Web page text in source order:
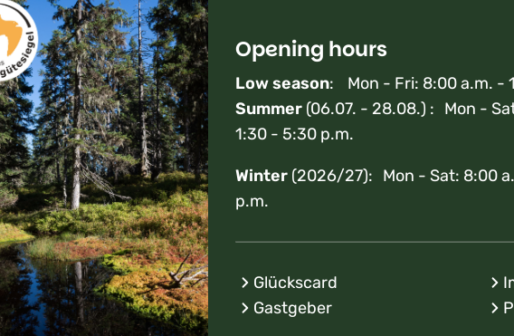
Opening hours
Low season: Mon - Fri: 8:00 a.m. -
Summer (06.07. - 28.08.) : Mon -
1:30 - 5:30 p.m.
Winter (2026/27): Mon - Sat: 8:00
p.m.
Glückscard
Gastgeber